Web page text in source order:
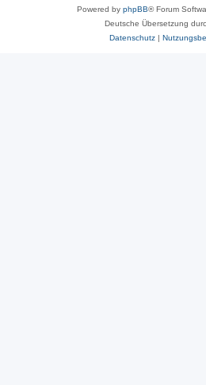
Powered by phpBB® Forum
Deutsche Übersetzung
Datenschutz|